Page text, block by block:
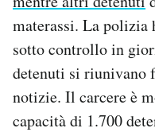
materassi. La polizia
sotto controllo in
detenuti si riunivano
notizie. Il carcere è
capacità di 1.700